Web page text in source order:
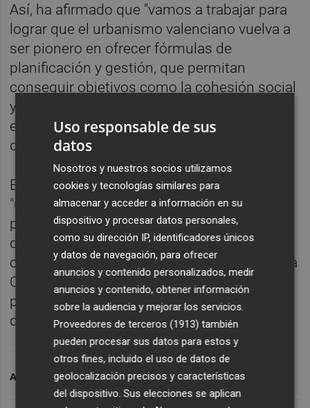
Así, ha afirmado que "vamos a trabajar para
lograr que el urbanismo valenciano vuelva a
ser pionero en ofrecer fórmulas de
planificación y gestión, que permitan
conseguir objetivos como la cohesión social
y territorial, agilidad, sostenibilidad
económica y medioambiental y perspectiva
de género".
En este sentido, España ha planteado que
"una de las situaciones que más nos
preocupa en el Consell, es la necesidad de
dotar de seguridad jurídica al ámbito de la
ordenación", por lo que, ha añadido, "desde la
Conselleria estamos potenciando medidas
para agilizar los procedimientos al amparo
del Plan Agiliza Urbanismo".
ARCHIVADO EN URBANISMO
Uso responsable de sus
datos
Nosotros y nuestros socios utilizamos
cookies y tecnologías similares para
almacenar y acceder a información en su
dispositivo y procesar datos personales,
como su dirección IP, identificadores únicos
y datos de navegación, para ofrecer
anuncios y contenido personalizados, medir
anuncios y contenido, obtener información
sobre la audiencia y mejorar los servicios.
Proveedores de terceros (1913) también
pueden procesar sus datos para estos y
otros fines, incluido el uso de datos de
geolocalización precisos y características
del dispositivo. Sus elecciones se aplican